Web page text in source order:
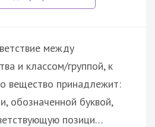
между
и классом/группой, к
вещество принадлежит:
обозначенной буквой,
позици…